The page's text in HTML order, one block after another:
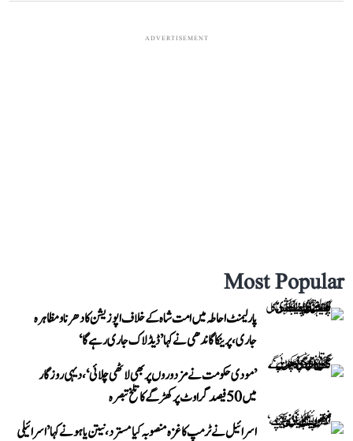
ADVERTISEMENT
Most Popular
پارلیمنٹ احاطہ میں امت شاہ کے خلاف اپوزیشن کا دھرنا و مظاہرہ
جاری، پرینکا گاندھی نے کہا ’ڈیڈلاک جاری رہے گا‘
’مودی حکومت نے مزدوروں پر بھی لاٹھی چلائی‘، دیہی روزگار
میں 50 فیصد گراوٹ پر کھڑگے کا تلخ تبصرہ
اسرائیل نے ٹرمپ کا غزہ منصوبہ کیا مسترد، نیتن یاہو نے کہا ’اسرائیلی